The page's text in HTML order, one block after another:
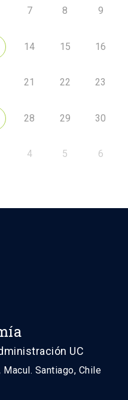
7 8 9
14 15 16
21 22 23
28 29 30
4 5 6
UC
Santiago, Chile